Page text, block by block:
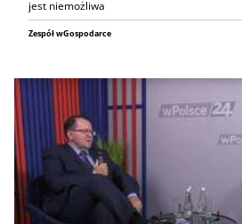
jest niemożliwa
Zespół wGospodarce